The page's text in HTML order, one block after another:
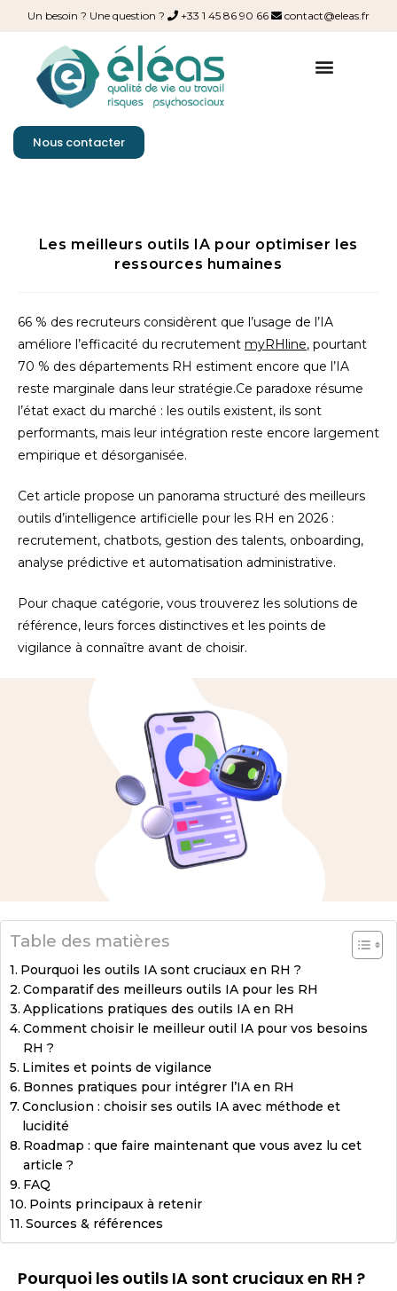
Un besoin ? Une question ? +33 1 45 86 90 66 contact@eleas.fr
Nous contacter
Les meilleurs outils IA pour optimiser les
ressources humaines
66 % des recruteurs considèrent que l’usage de l’IA
améliore l’efficacité du recrutement myRHline, pourtant
70 % des départements RH estiment encore que l’IA
reste marginale dans leur stratégie.Ce paradoxe résume
l’état exact du marché : les outils existent, ils sont
performants, mais leur intégration reste encore largement
empirique et désorganisée.
Cet article propose un panorama structuré des meilleurs
outils d’intelligence artificielle pour les RH en 2026 :
recrutement, chatbots, gestion des talents, onboarding,
analyse prédictive et automatisation administrative.
Pour chaque catégorie, vous trouverez les solutions de
référence, leurs forces distinctives et les points de
vigilance à connaître avant de choisir.
Table des matières
Pourquoi les outils IA sont cruciaux en RH ?
Comparatif des meilleurs outils IA pour les RH
Applications pratiques des outils IA en RH
Comment choisir le meilleur outil IA pour vos besoins
RH ?
Limites et points de vigilance
Bonnes pratiques pour intégrer l’IA en RH
Conclusion : choisir ses outils IA avec méthode et
lucidité
Roadmap : que faire maintenant que vous avez lu cet
article ?
FAQ
Points principaux à retenir
Sources & références
Pourquoi les outils IA sont cruciaux en RH ?